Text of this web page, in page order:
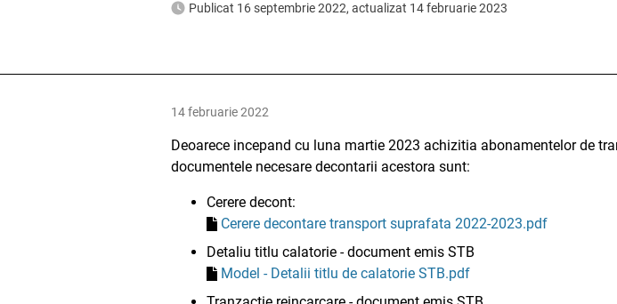
Publicat 16 septembrie 2022, actualizat 14 februarie 2023
14 februarie 2022
Deoarece incepand cu luna martie 2023 achizitia abonamentelor de
documentele necesare decontarii acestora sunt:
Cerere decont:
Cerere decontare transport suprafata 2022-2023.pdf
Detaliu titlu calatorie - document emis STB
Model - Detalii titlu de calatorie STB.pdf